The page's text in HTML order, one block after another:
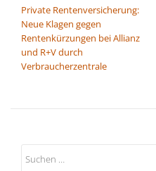
Private Rentenversicherung:
Neue Klagen gegen
Rentenkürzungen bei Allianz
und R+V durch
Verbraucherzentrale